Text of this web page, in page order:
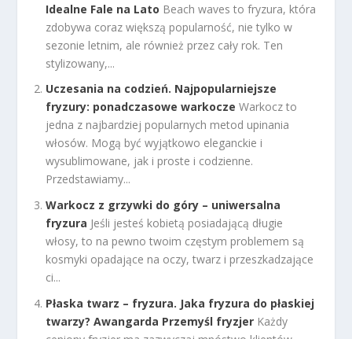
Idealne Fale na Lato Beach waves to fryzura, która
zdobywa coraz większą popularność, nie tylko w
sezonie letnim, ale również przez cały rok. Ten
stylizowany,...
Uczesania na codzień. Najpopularniejsze
fryzury: ponadczasowe warkocze Warkocz to
jedna z najbardziej popularnych metod upinania
włosów. Mogą być wyjątkowo eleganckie i
wysublimowane, jak i proste i codzienne.
Przedstawiamy...
Warkocz z grzywki do góry – uniwersalna
fryzura Jeśli jesteś kobietą posiadającą długie
włosy, to na pewno twoim częstym problemem są
kosmyki opadające na oczy, twarz i przeszkadzające
ci...
Płaska twarz – fryzura. Jaka fryzura do płaskiej
twarzy? Awangarda Przemyśl fryzjer Każdy